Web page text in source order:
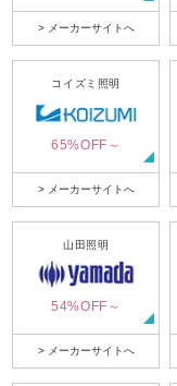
> メーカーサイトへ
コイズミ照明
65%OFF～
> メーカーサイトへ
山田照明
54%OFF～
> メーカーサイトへ